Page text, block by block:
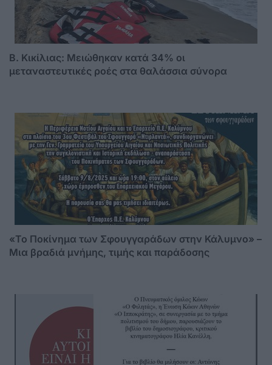
B. Κικίλιας: Μειώθηκαν κατά 34% οι
μεταναστευτικές ροές στα θαλάσσια σύνορα
«Το Ποκίνημα των Σφουγγαράδων στην Κάλυμνο» –
Μια βραδιά μνήμης, τιμής και παράδοσης